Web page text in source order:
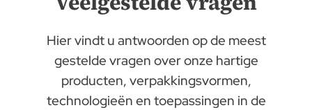
Hier vindt u antwoorden op de meest
gestelde vragen over onze hartige
producten, verpakkingsvormen,
technologieën en toepassingen in de